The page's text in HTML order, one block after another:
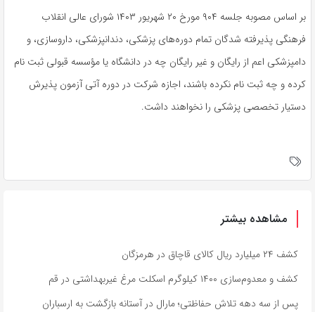
بر اساس مصوبه جلسه ۹۰۴ مورخ ۲۰ شهریور ۱۴۰۳ شورای عالی انقلاب
فرهنگی پذیرفته شدگان تمام دوره‌های پزشکی، دندانپزشکی، داروسازی، و
دامپزشکی اعم از رایگان و غیر رایگان چه در دانشگاه یا مؤسسه قبولی ثبت نام
کرده و چه ثبت نام نکرده باشند، اجازه شرکت در دوره آتی آزمون پذیرش
دستیار تخصصی پزشکی را نخواهند داشت.
مشاهده بیشتر
کشف ۲۴ میلیارد ریال کالای قاچاق در هرمزگان
کشف و معدوم‌سازی ۱۴۰۰ کیلوگرم اسکلت مرغ غیربهداشتی در قم
پس از سه دهه تلاش حفاظتی؛ مارال در آستانه بازگشت به ارسباران